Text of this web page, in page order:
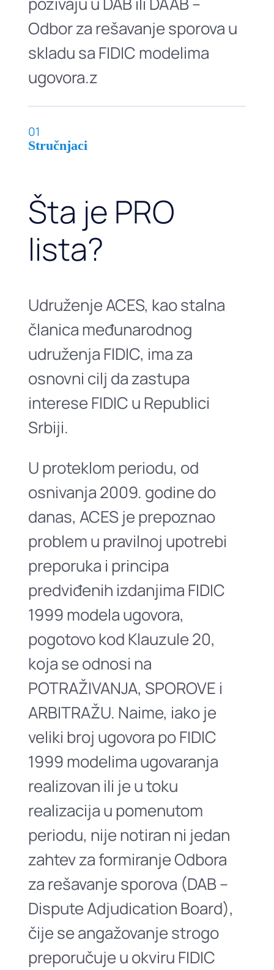
Odbor za rešavanje sporova u
skladu sa FIDIC modelima
ugovora.z
01
Stručnjaci
Šta je PRO
lista?
Udruženje ACES, kao stalna
članica međunarodnog
udruženja FIDIC, ima za
osnovni cilj da zastupa
interese FIDIC u Republici
Srbiji.
U proteklom periodu, od
osnivanja 2009. godine do
danas, ACES je prepoznao
problem u pravilnoj upotrebi
preporuka i principa
predviđenih izdanjima FIDIC
1999 modela ugovora,
pogotovo kod Klauzule 20,
koja se odnosi na
POTRAŽIVANJA, SPOROVE i
ARBITRAŽU. Naime, iako je
veliki broj ugovora po FIDIC
1999 modelima ugovaranja
realizovan ili je u toku
realizacija u pomenutom
periodu, nije notiran ni jedan
zahtev za formiranje Odbora
za rešavanje sporova (DAB –
Dispute Adjudication Board),
čije se angažovanje strogo
preporučuje u okviru FIDIC